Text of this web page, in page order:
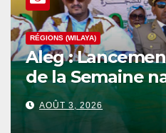
RÉGIONS (WILAYA)
Aleg :
de la Semaine
l’Arbre au
du Brakna
AOÛT 3, 2026